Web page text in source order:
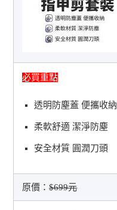
必買重點
透明防塵蓋 便攜收納
柔軟舒適 潔淨防塵
安全材質 圓潤刀頭
原價：$699元